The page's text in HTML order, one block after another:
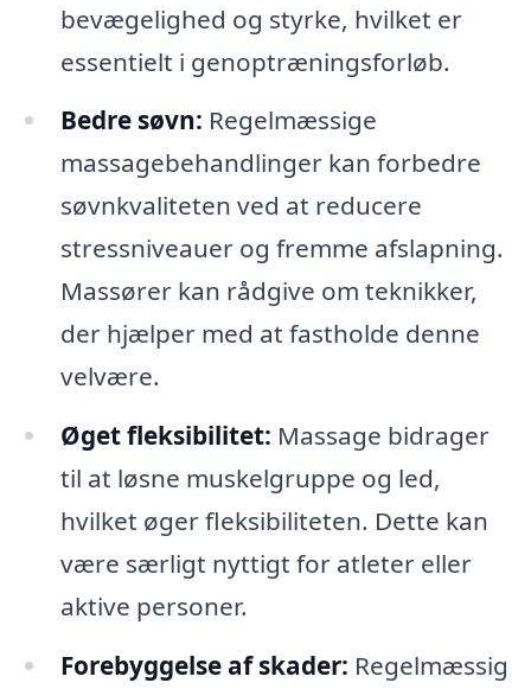
bevægelighed og styrke, hvilket er
essentielt i genoptræningsforløb.
Bedre søvn: Regelmæssige
massagebehandlinger kan forbedre
søvnkvaliteten ved at reducere
stressniveauer og fremme afslapning.
Massører kan rådgive om teknikker,
der hjælper med at fastholde denne
velvære.
Øget fleksibilitet: Massage bidrager
til at løsne muskelgruppe og led,
hvilket øger fleksibiliteten. Dette kan
være særligt nyttigt for atleter eller
aktive personer.
Forebyggelse af skader: Regelmæssig